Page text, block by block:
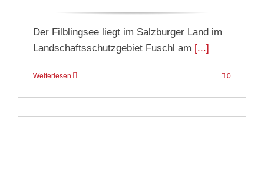
Der Filblingsee liegt im Salzburger Land im
Landschaftsschutzgebiet Fuschl am [...]
Weiterlesen 0